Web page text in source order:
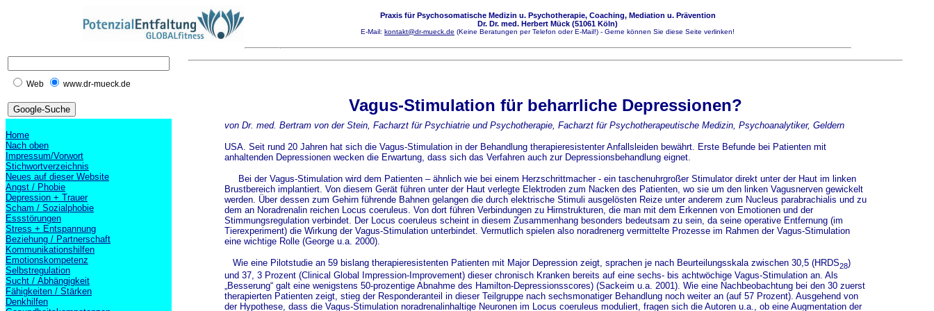
Praxis für Psychosomatische Medizin u. Psychotherapie, Coaching, Mediation u. Prävention
Dr. Dr. med. Herbert Mück (51061 Köln)
E-Mail: kontakt@dr-mueck.de (Keine Beratungen per Telefon oder E-Mail!) - Gerne können Sie diese Seite verlinken!
Web www.dr-mueck.de
Home
Nach oben
Impressum/Vorwort
Stichwortverzeichnis
Neues auf dieser Website
Angst / Phobie
Depression + Trauer
Scham / Sozialphobie
Essstörungen
Stress + Entspannung
Beziehung / Partnerschaft
Kommunikationshilfen
Emotionskompetenz
Selbstregulation
Sucht / Abhängigkeit
Fähigkeiten / Stärken
Denkhilfen
Vagus-Stimulation für beharrliche Depressionen?
von Dr. med. Bertram von der Stein, Facharzt für Psychiatrie und Psychotherapie, Facharzt für Psychotherapeutische Medizin, Psychoanalytiker, Geldern
USA. Seit rund 20 Jahren hat sich die Vagus-Stimulation in der Behandlung therapieresistenter Anfallsleiden bewährt. Erste Befunde bei Patienten mit
anhaltenden Depressionen wecken die Erwartung, dass sich das Verfahren auch zur Depressionsbehandlung eignet.
Bei der Vagus-Stimulation wird dem Patienten – ähnlich wie bei einem Herzschrittmacher - ein taschenuhrgroßer Stimulator direkt unter der Haut im linken
Brustbereich implantiert. Von diesem Gerät führen unter der Haut verlegte Elektroden zum Nacken des Patienten, wo sie um den linken Vagusnerven gewickelt
werden. Über dessen zum Gehirn führende Bahnen gelangen die durch elektrische Stimuli ausgelösten Reize unter anderem zum Nucleus parabrachialis und zu
dem an Noradrenalin reichen Locus coeruleus. Von dort führen Verbindungen zu Hirnstrukturen, die man mit dem Erkennen von Emotionen und der
Stimmungsregulation verbindet. Der Locus coeruleus scheint in diesem Zusammenhang besonders bedeutsam zu sein, da seine operative Entfernung (im
Tierexperiment) die Wirkung der Vagus-Stimulation unterbindet. Vermutlich spielen also noradrenerg vermittelte Prozesse im Rahmen der Vagus-Stimulation
eine wichtige Rolle (George u.a. 2000).
Wie eine Pilotstudie an 59 bislang therapieresistenten Patienten mit Major Depression zeigt, sprachen je nach Beurteilungsskala zwischen 30,5 (HRDS28)
und 37, 3 Prozent (Clinical Global Impression-Improvement) dieser chronisch Kranken bereits auf eine sechs- bis achtwöchige Vagus-Stimulation an. Als
„Besserung“ galt eine wenigstens 50-prozentige Abnahme des Hamilton-Depressionsscores) (Sackeim u.a. 2001). Wie eine Nachbeobachtung bei den 30 zuerst
therapierten Patienten zeigt, stieg der Responderanteil in dieser Teilgruppe nach sechsmonatiger Behandlung noch weiter an (auf 57 Prozent). Ausgehend von
der Hypothese, dass die Vagus-Stimulation noradrenalinhaltige Neuronen im Locus coeruleus moduliert, fragen sich die Autoren u.a., ob eine Augmentation der